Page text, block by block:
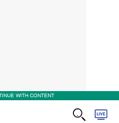
WITH CONTENT